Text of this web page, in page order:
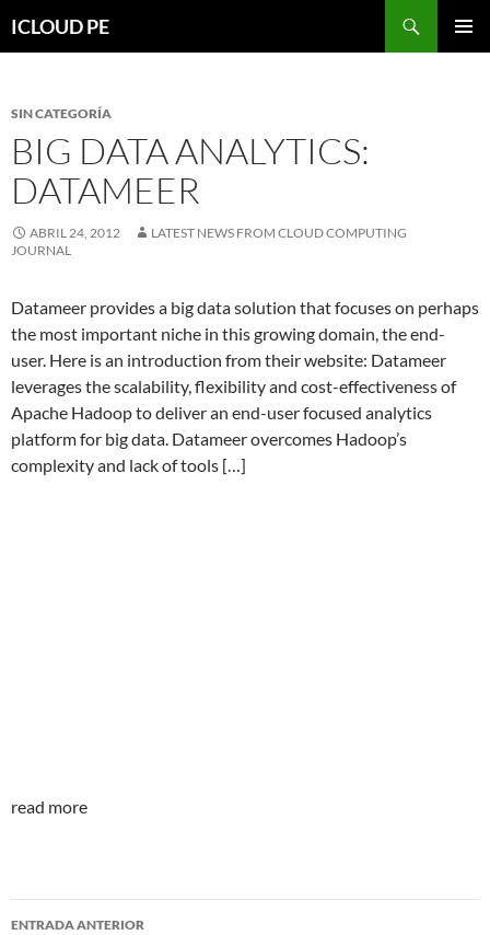
hacia
ICLOUD PE
SIN CATEGORÍA
BIG DATA ANALYTICS:
DATAMEER
ABRIL 24, 2012
LATEST NEWS FROM CLOUD COMPUTING
JOURNAL
Datameer provides a big data solution that focuses on perhaps
the most important niche in this growing domain, the end-
user. Here is an introduction from their website: Datameer
leverages the scalability, flexibility and cost-effectiveness of
Apache Hadoop to deliver an end-user focused analytics
platform for big data. Datameer overcomes Hadoop’s
complexity and lack of tools […]
read more
Navegador
ENTRADA ANTERIOR